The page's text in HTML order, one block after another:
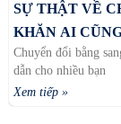
SỰ THẬT VỀ
KHĂN AI
Chuyển đổi bằng
dẫn cho nhiều bạn
Xem tiếp »